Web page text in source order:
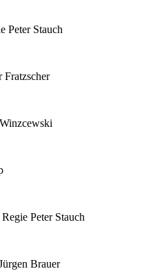
Peter Stauch
Fratzscher
Regie Peter Stauch
Brauer